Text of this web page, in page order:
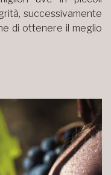
successivamente
di ottenere il meglio